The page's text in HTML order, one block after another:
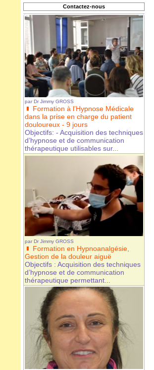
Contactez-nous
par Dr Jimmy GROSS
Formation à l’Hypnose Médicale
dans la prise en charge du patient
douloureux - 9 jours
Objectifs: - Acquisition des techniques
d’hypnose et de communication
thérapeutique utilisables sur...
par Dr Jimmy GROSS
Formation en Hypnoanalgésie,
Gestion de la douleur aiguë
Objectifs : Acquisition des techniques
d’hypnose et de communication
thérapeutique permettant...